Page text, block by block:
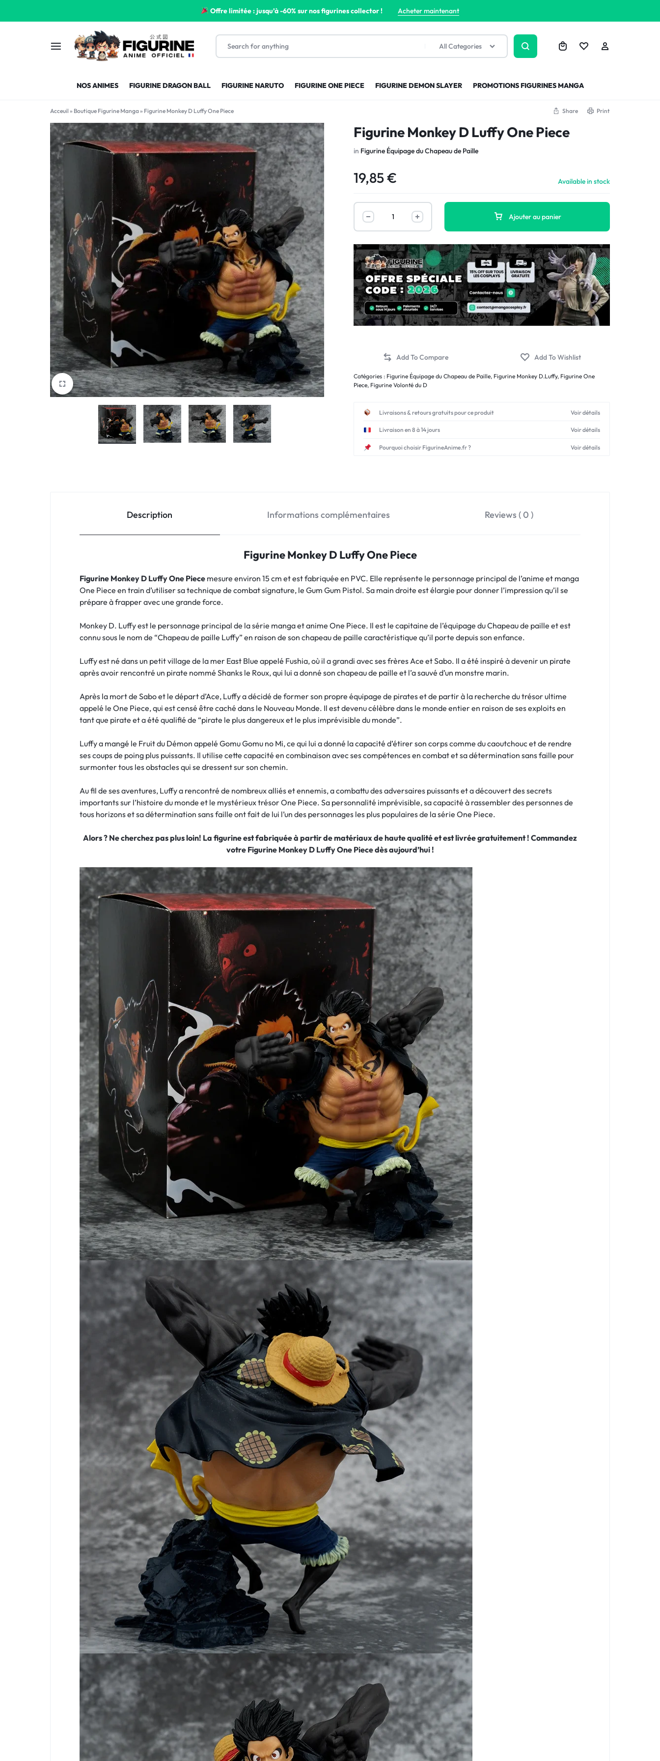
Offre limitée : jusqu’à -60% sur nos figurines collector ! Acheter maintenant
FRANCE
FRANCE
All Categories
NOS ANIMES FIGURINE DRAGON BALL FIGURINE NARUTO FIGURINE ONE PIECE FIGURINE DEMON SLAYER PROMOTIONS FIGURINES MANGA
Acceuil » Boutique Figurine Manga» Figurine Monkey D Luffy One Piece Share Print
Figurine Monkey D Luffy One Piece
in Figurine Équipage du Chapeau de Paille
19,85€ Available in stock
Ajouter au panier
Catégories : Figurine Équipage du Chapeau de Paille, Figurine Monkey D.Luffy, Figurine One
Piece, Figurine Volonté du D
Livraisons & retours gratuits pour ce produit Voir détails
Livraison en 8 à 14 jours Voir détails
Pourquoi choisir FigurineAnime.fr ? Voir détails
Description Informations complémentaires Reviews ( 0 )
Figurine Monkey D Luffy One Piece
Figurine Monkey D Luffy One Piece mesure environ 15 cm et est fabriquée en PVC. Elle représente le personnage principal de l’anime et manga
One Piece en train d’utiliser sa technique de combat signature, le Gum Gum Pistol. Sa main droite est élargie pour donner l’impression qu’il se
prépare à frapper avec une grande force.
Monkey D. Luffy est le personnage principal de la série manga et anime One Piece. Il est le capitaine de l’équipage du Chapeau de paille et est
connu sous le nom de “Chapeau de paille Luffy” en raison de son chapeau de paille caractéristique qu’il porte depuis son enfance.
Luffy est né dans un petit village de la mer East Blue appelé Fushia, où il a grandi avec ses frères Ace et Sabo. Il a été inspiré à devenir un pirate
après avoir rencontré un pirate nommé Shanks le Roux, qui lui a donné son chapeau de paille et l’a sauvé d’un monstre marin.
Après la mort de Sabo et le départ d’Ace, Luffy a décidé de former son propre équipage de pirates et de partir à la recherche du trésor ultime
appelé le One Piece, qui est censé être caché dans le Nouveau Monde. Il est devenu célèbre dans le monde entier en raison de ses exploits en
tant que pirate et a été qualifié de “pirate le plus dangereux et le plus imprévisible du monde”.
Luffy a mangé le Fruit du Démon appelé Gomu Gomu no Mi, ce qui lui a donné la capacité d’étirer son corps comme du caoutchouc et de rendre
ses coups de poing plus puissants. Il utilise cette capacité en combinaison avec ses compétences en combat et sa détermination sans faille pour
surmonter tous les obstacles qui se dressent sur son chemin.
Au fil de ses aventures, Luffy a rencontré de nombreux alliés et ennemis, a combattu des adversaires puissants et a découvert des secrets
importants sur l’histoire du monde et le mystérieux trésor One Piece. Sa personnalité imprévisible, sa capacité à rassembler des personnes de
tous horizons et sa détermination sans faille ont fait de lui l’un des personnages les plus populaires de la série One Piece.
Alors ? Ne cherchez pas plus loin! La figurine est fabriquée à partir de matériaux de haute qualité et est livrée gratuitement ! Commandez
votre Figurine Monkey D Luffy One Piece dès aujourd’hui !